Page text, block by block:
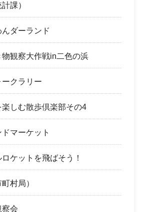
課）
ダーランド
物観察大作戦in二色の浜
クラリー
しむ散歩倶楽部その4
マーケット
ケットを飛ばそう！
村局）
察会